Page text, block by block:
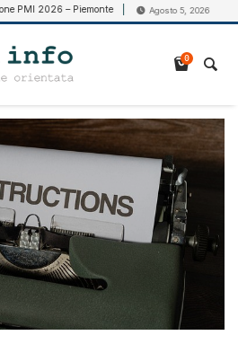
2026 – Piemonte Agosto 5, 2026 CCNL
0